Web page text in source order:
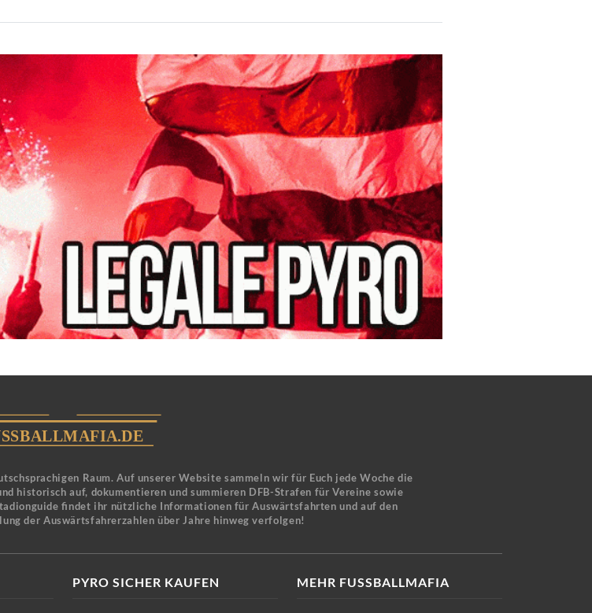
Raum. Auf unserer Website sammeln wir für Euch jede Woche die
historisch auf, dokumentieren und summieren DFB-Strafen für Vereine sowie
findet ihr nützliche Informationen für Auswärtsfahrten und auf den
der Auswärtsfahrerzahlen über Jahre hinweg verfolgen!
PYRO SICHER KAUFEN MEHR FUSSBALLMAFIA